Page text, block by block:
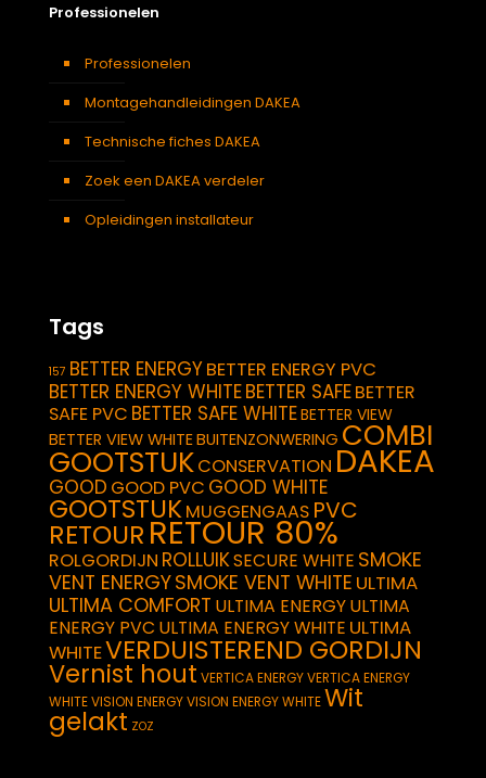
Professionelen
Professionelen
Montagehandleidingen DAKEA
Technische fiches DAKEA
Zoek een DAKEA verdeler
Opleidingen installateur
Tags
157 BETTER ENERGYBETTER ENERGY PVC
BETTER ENERGY WHITEBETTER SAFEBETTER
SAFE PVC BETTER SAFE WHITEBETTER VIEW
BETTER VIEW WHITEBUITENZONWERING COMBI
GOOTSTUKCONSERVATION DAKEA
GOOD GOOD PVC GOOD WHITE
GOOTSTUKMUGGENGAAS PVC
RETOUR RETOUR 80%
ROLGORDIJN ROLLUIKSECURE WHITE SMOKE
VENT ENERGYSMOKE VENT WHITE ULTIMA
ULTIMA COMFORT ULTIMA ENERGYULTIMA
ENERGY PVC ULTIMA ENERGY WHITE ULTIMA
WHITEVERDUISTEREND GORDIJN
Vernist hout VERTICA ENERGYVERTICA ENERGY
WHITEVISION ENERGYVISION ENERGY WHITEWit
gelakt ZOZ